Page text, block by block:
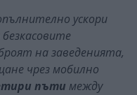
ускори
на заведенията,
чрез мобилно
пъти между